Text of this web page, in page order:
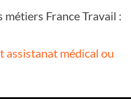
France Travail :
médical ou